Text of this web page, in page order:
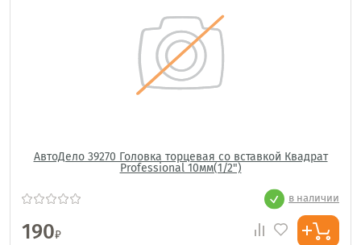
АвтоДело 39270 Головка торцевая со вставкой Квадрат
Professional 10мм(1/2")
в наличии
190₽